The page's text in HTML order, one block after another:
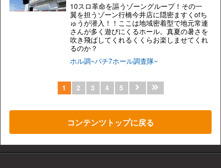
10スロ革命を謳うゾーングループ！その一
翼を担うゾーン行橋今井店に隠密ますくofち
ゅうが潜入！！ここは地域密着型で地元常連
さんが多く遊びにくるホール。真夏の暑さを
吹き飛ばしてくれるくくらお楽しませてくれ
るのか？
ホル調~パチ7ホール調査隊~
1 2 3 4 5
コンテンツトップに戻る